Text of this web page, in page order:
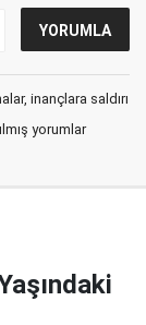
inançlara saldırı
yorumlar